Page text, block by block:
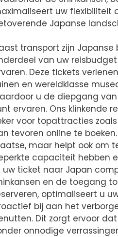
uw flexibiliteit
Japanse
transport zijn
van uw
Deze tickets
en wereldklasse
u de diepgang
ervaren. Ons klinkende
voor topattracties
tevoren online te
maar helpt ook om
capaciteit hebben
uw ticket naar Japan
en de toegang
optimaliseert u
bij aan het
Dit zorgt ervoor
onnodige